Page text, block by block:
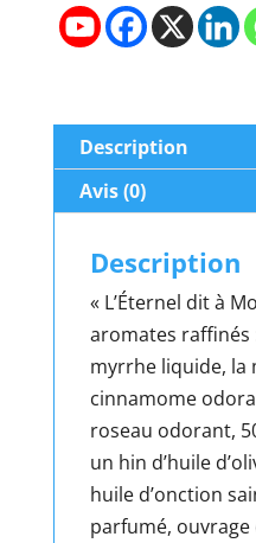
venue
of
Jerusalem
10ml
Description
Avis (0)
Description
« L’Éternel dit à
aromates raffinés
myrrhe liquide, la
cinnamome
roseau odorant,
un hin d’huile
huile d’onction
parfumé,